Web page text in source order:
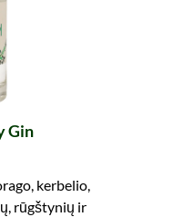
Gin
kerbelio,
rūgštynių ir